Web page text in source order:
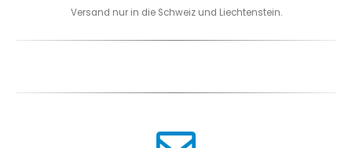
Versand nur in die Schweiz und Liechtenstein.